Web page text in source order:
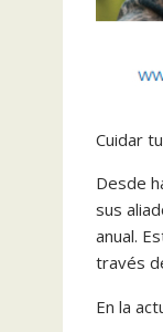
Cuidar
Desde
sus
anual.
través
En la